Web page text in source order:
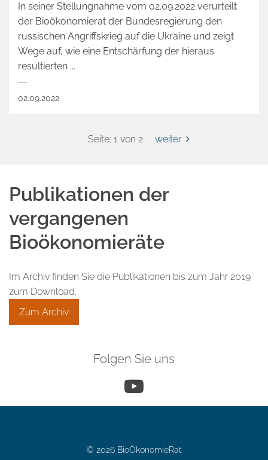
In seiner Stellungnahme vom 02.09.2022 verurteilt
der Bioökonomierat der Bundesregierung den
russischen Angriffskrieg auf die Ukraine und zeigt
Wege auf, wie eine Entschärfung der hieraus
resultierten ...
02.09.2022
Seite: 1 von 2 weiter
Publikationen der
vergangenen
Bioökonomieräte
Im Archiv finden Sie die Publikationen bis zum Jahr 2019
zum Download.
Zum Archiv
Folgen Sie uns
YouTube
© 2026 BioÖkonomieRat